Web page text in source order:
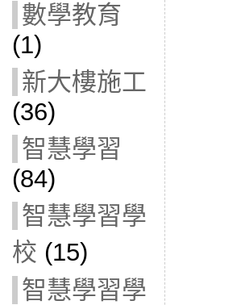
數學教育
(1)
新大樓施工
(36)
智慧學習
(84)
智慧學習學
校 (15)
智慧學習學